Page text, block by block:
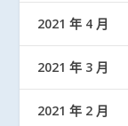
2021 年 4 月
2021 年 3 月
2021 年 2 月